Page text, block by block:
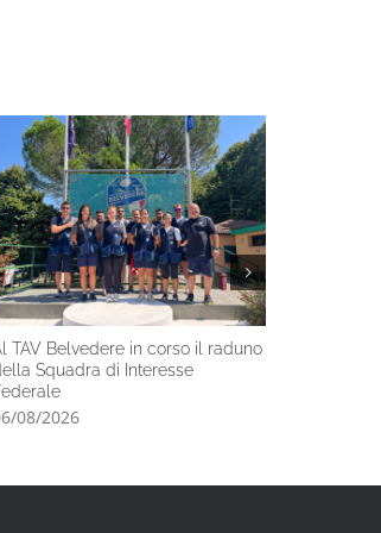
TAV Belvedere in corso il raduno
Squadra di Interesse
08/2026